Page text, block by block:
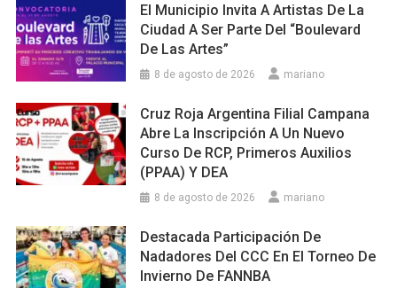
El Municipio Invita A Artistas De La
Ciudad A Ser Parte Del “Boulevard
De Las Artes”
8 de agosto de 2026 mariano
Cruz Roja Argentina Filial Campana
Abre La Inscripción A Un Nuevo
Curso De RCP, Primeros Auxilios
(PPAA) Y DEA
8 de agosto de 2026 mariano
Destacada Participación De
Nadadores Del CCC En El Torneo De
Invierno De FANNBA